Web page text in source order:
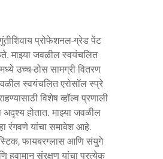
प्रोफेशनल-ग्रेड पेंट
माझ्या जवळील स्वयंचलित
उच्च-ठोस सामग्री वितरण
स्वयंचलित एरोसॉल स्प्रे
विशेष व्हॉल्व प्रणाली
होतात. माझ्या जवळील
रंगवणे यांचा समावेश आहे.
फायबरग्लास आणि संयुगे
हवामान संरक्षण यांचा प्रत्येक